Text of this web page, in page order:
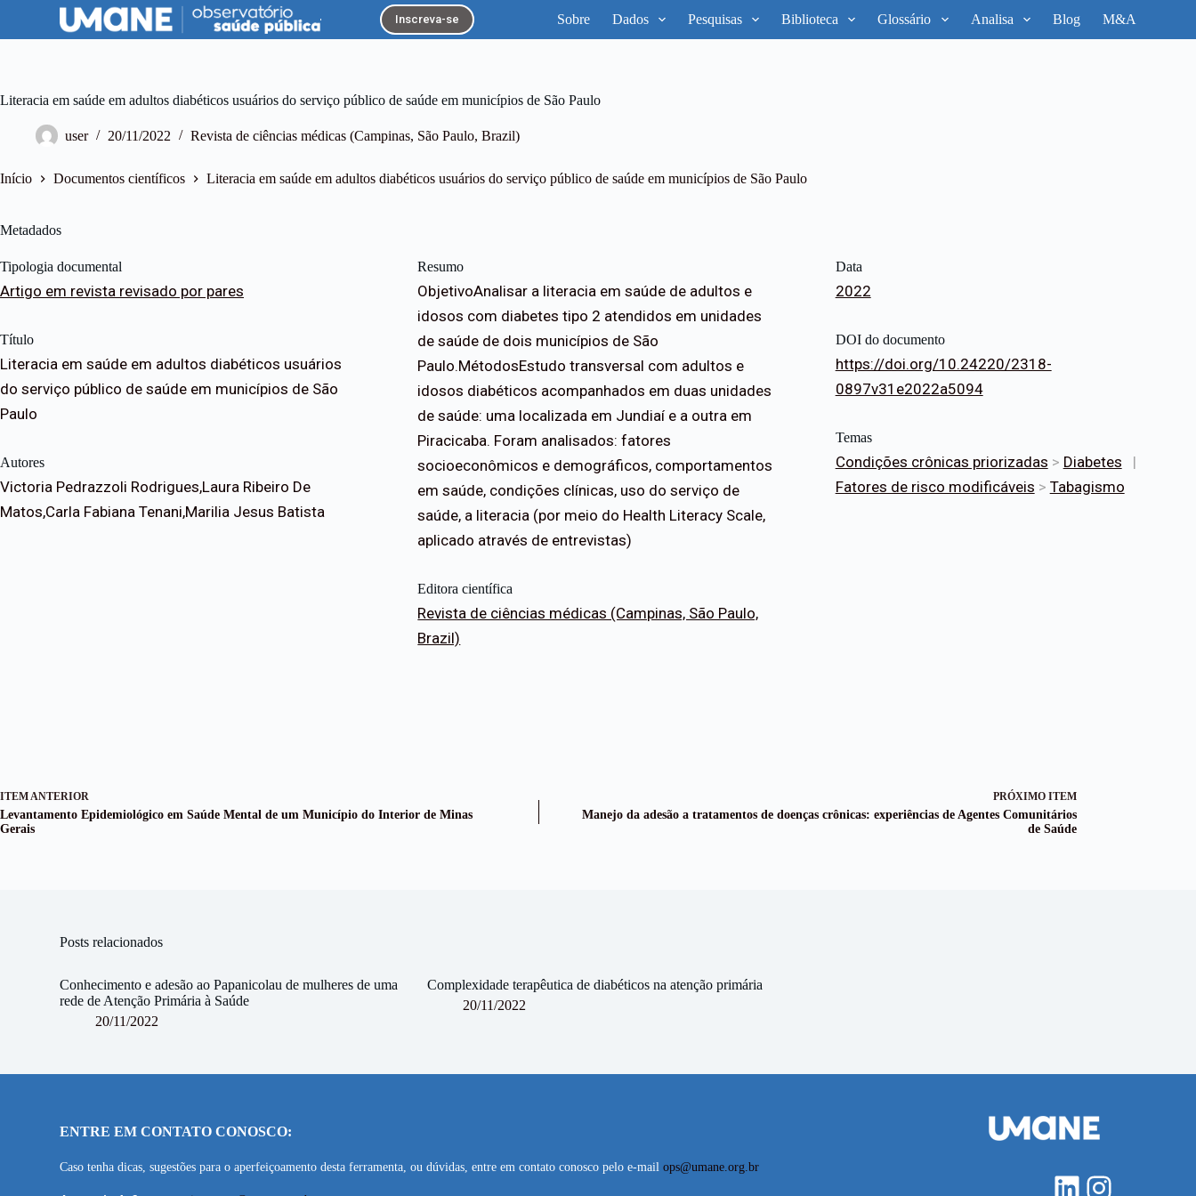
p
c
t
d
o
Inscreva-se Sobre Dados Pesquisas Biblioteca Glossário Analisa Blog M&A
Literacia em saúde em adultos diabéticos usuários do serviço público de saúde em municípios de São Paulo
user 20/11/2022 Revista de ciências médicas (Campinas, São Paulo, Brazil)
Início Documentos científicos Literacia em saúde em adultos diabéticos usuários do serviço público de saúde em municípios de São Paulo
Metadados
Tipologia documental
Artigo em revista revisado por pares
Título
Literacia em saúde em adultos diabéticos usuários
do serviço público de saúde em municípios de São
Paulo
Autores
Victoria Pedrazzoli Rodrigues,Laura Ribeiro De
Matos,Carla Fabiana Tenani,Marilia Jesus Batista
Resumo
ObjetivoAnalisar a literacia em saúde de adultos e
idosos com diabetes tipo 2 atendidos em unidades
de saúde de dois municípios de São
Paulo.MétodosEstudo transversal com adultos e
idosos diabéticos acompanhados em duas unidades
de saúde: uma localizada em Jundiaí e a outra em
Piracicaba. Foram analisados: fatores
socioeconômicos e demográficos, comportamentos
em saúde, condições clínicas, uso do serviço de
saúde, a literacia (por meio do Health Literacy Scale,
aplicado através de entrevistas)
Editora científica
Revista de ciências médicas (Campinas, São Paulo,
Brazil)
Data
2022
DOI do documento
https://doi.org/10.24220/2318-
0897v31e2022a5094
Temas
Condições crônicas priorizadas > Diabetes
|
Fatores de risco modificáveis > Tabagismo
ITEM ANTERIOR
Levantamento Epidemiológico em Saúde Mental de um Município do Interior de Minas
Gerais
PRÓXIMO ITEM
Manejo da adesão a tratamentos de doenças crônicas: experiências de Agentes Comunitários
de Saúde
Posts relacionados
Conhecimento e adesão ao Papanicolau de mulheres de uma
rede de Atenção Primária à Saúde
20/11/2022
Complexidade terapêutica de diabéticos na atenção primária
20/11/2022
ENTRE EM CONTATO CONOSCO:
Caso tenha dicas, sugestões para o aperfeiçoamento desta ferramenta, ou dúvidas, entre em contato conosco pelo e-mailops@umane.org.br
LinkedIn